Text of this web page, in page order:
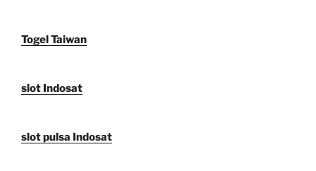
Togel Taiwan
slot Indosat
slot pulsa Indosat